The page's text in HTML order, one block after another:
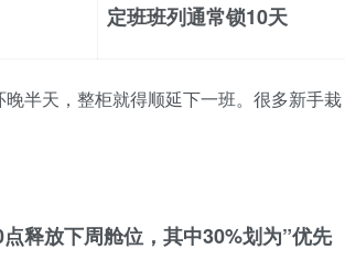
定班班列通常锁10天
半天，整柜就得顺延下一班。很多新手栽
点释放下周舱位，其中30%划为”优先